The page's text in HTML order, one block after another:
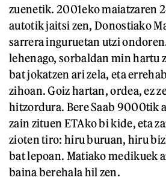
zuenetik. 2001eko maiatzaren
autotik jaitsi zen, Donostiako
sarrera inguruetan utzi
lehenago, sorbaldan min hartu
bat jokatzen ari zela, eta
zihoan. Goiz hartan, ordea, ez
hitzordura. Bere Saab 9000tik
zain zituen ETAko bi kide, eta
zioten tiro: hiru buruan, hiru
bat lepoan. Matiako medikuek
baina berehala hil zen.